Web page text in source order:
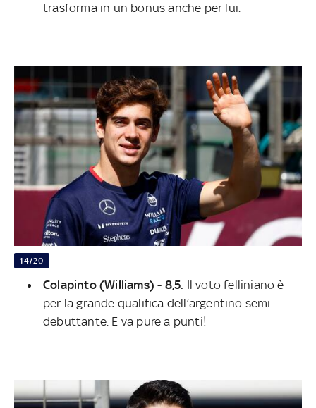
trasforma in un bonus anche per lui.
14/20
Colapinto (Williams) - 8,5. Il voto felliniano è
per la grande qualifica dell’argentino semi
debuttante. E va pure a punti!